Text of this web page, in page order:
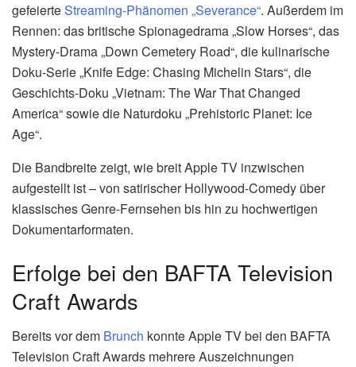
gefeierteStreaming-Phänomen „Severance“. Außerdem im
Rennen: das britische Spionagedrama „Slow Horses“, das
Mystery-Drama „Down Cemetery Road“, die kulinarische
Doku-Serie „Knife Edge: Chasing Michelin Stars“, die
Geschichts-Doku „Vietnam: The War That Changed
America“ sowie die Naturdoku „Prehistoric Planet: Ice
Age“.
Die Bandbreite zeigt, wie breit Apple TV inzwischen
aufgestellt ist – von satirischer Hollywood-Comedy über
klassisches Genre-Fernsehen bis hin zu hochwertigen
Dokumentarformaten.
Erfolge bei den BAFTA Television
Craft Awards
Bereits vor dem Brunch konnte Apple TV bei den BAFTA
Television Craft Awards mehrere Auszeichnungen